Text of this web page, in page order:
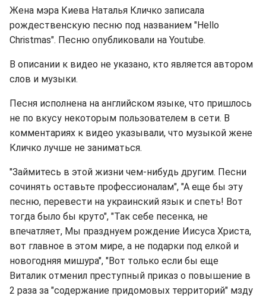
Жена мэра Киева Наталья Кличко записала
рождественскую песню под названием "Hello
Christmas". Песню опубликовали на Youtube.
В описании к видео не указано, кто является автором
слов и музыки.
Песня исполнена на английском языке, что пришлось
не по вкусу некоторым пользователем в сети. В
комментариях к видео указывали, что музыкой жене
Кличко лучше не заниматься.
"Займитесь в этой жизни чем-нибудь другим. Песни
сочинять оставьте профессионалам", "А еще бы эту
песню, перевести на украинский язык и спеть! Вот
тогда было бы круто", "Так себе песенка, не
впечатляет, Мы празднуем рождение Иисуса Христа,
вот главное в этом мире, а не подарки под елкой и
новогодняя мишура", "Вот только если бы еще
Виталик отменил преступный приказ о повышение в
2 раза за "содержание придомовых территорий" мзду